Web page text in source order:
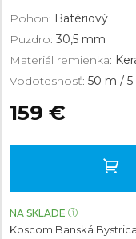
Pohon: Batériový
Puzdro: 30,5 mm
Materiál remienka:
Vodotesnosť: 50 m / 5
159 €
NA SKLADE
Koscom Banská Bystrica